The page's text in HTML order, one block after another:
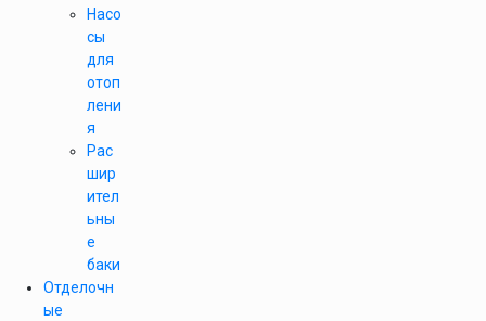
Насо
сы
для
отоп
лени
я
Рас
шир
ител
ьны
е
баки
Отделочн
ые